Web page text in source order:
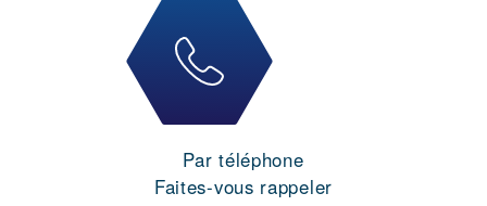
Par téléphone
Faites-vous rappeler